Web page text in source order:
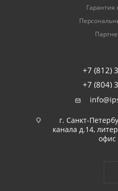
Гарантия
+7 (812)
+7 (804)
г. Санкт-
канала д.14,
офис